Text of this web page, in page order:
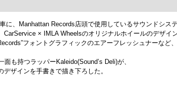
に、Manhattan Records店頭で使用しているサウンドシス
CarService × IMLA Wheelsのオリジナルホイールのデザイ
フォントグラフィックのエアーフレッシュナーなど、
も持つラッパーKaleido(Sound’s Deli)が、
ザインを手書きで描き下ろした。